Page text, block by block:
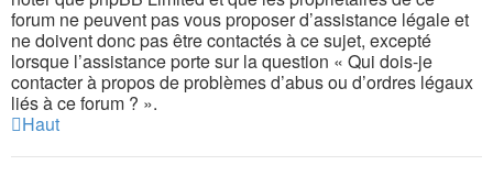
forum ne peuvent pas vous proposer d’assistance légale et
ne doivent donc pas être contactés à ce sujet, excepté
lorsque l’assistance porte sur la question « Qui dois-je
contacter à propos de problèmes d’abus ou d’ordres légaux
liés à ce forum ? ».
Haut